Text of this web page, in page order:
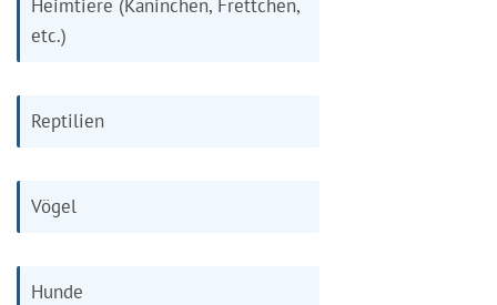
Heimtiere (Kaninchen, Frettchen,
etc.)
Reptilien
Vögel
Hunde